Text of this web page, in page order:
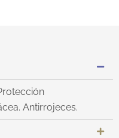
Antirrojeces.